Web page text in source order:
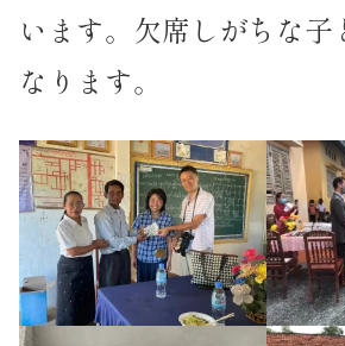
います。欠席しがちな子
なります。